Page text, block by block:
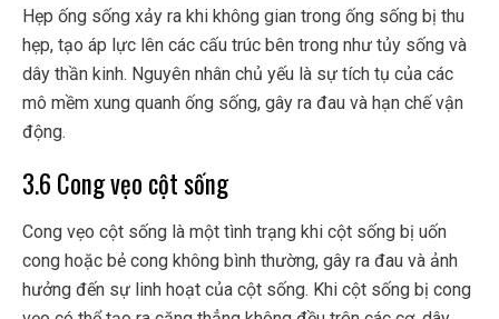
Hẹp ống sống xảy ra khi không gian trong ống sống bị thu
hẹp, tạo áp lực lên các cấu trúc bên trong như tủy sống và
dây thần kinh. Nguyên nhân chủ yếu là sự tích tụ của các
mô mềm xung quanh ống sống, gây ra đau và hạn chế vận
động.
3.6 Cong vẹo cột sống
Cong vẹo cột sống là một tình trạng khi cột sống bị uốn
cong hoặc bẻ cong không bình thường, gây ra đau và ảnh
hưởng đến sự linh hoạt của cột sống. Khi cột sống bị cong